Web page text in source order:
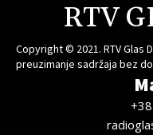
RTV
Copyright © 2021. RTV Glas
preuzimanje sadržaja bez